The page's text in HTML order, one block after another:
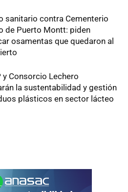
sanitario contra Cementerio
de Puerto Montt: piden
osamentas que quedaron al
y Consorcio Lechero
la sustentabilidad y gestión
plásticos en sector lácteo